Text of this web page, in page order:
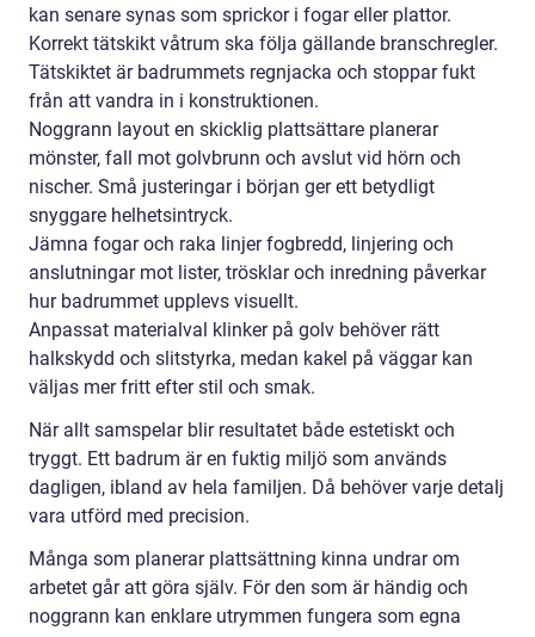
kan senare synas som sprickor i fogar eller plattor.
Korrekt tätskikt våtrum ska följa gällande branschregler.
Tätskiktet är badrummets regnjacka och stoppar fukt
från att vandra in i konstruktionen.
Noggrann layout en skicklig plattsättare planerar
mönster, fall mot golvbrunn och avslut vid hörn och
nischer. Små justeringar i början ger ett betydligt
snyggare helhetsintryck.
Jämna fogar och raka linjer fogbredd, linjering och
anslutningar mot lister, trösklar och inredning påverkar
hur badrummet upplevs visuellt.
Anpassat materialval klinker på golv behöver rätt
halkskydd och slitstyrka, medan kakel på väggar kan
väljas mer fritt efter stil och smak.
När allt samspelar blir resultatet både estetiskt och
tryggt. Ett badrum är en fuktig miljö som används
dagligen, ibland av hela familjen. Då behöver varje detalj
vara utförd med precision.
Många som planerar plattsättning kinna undrar om
arbetet går att göra själv. För den som är händig och
noggrann kan enklare utrymmen fungera som egna